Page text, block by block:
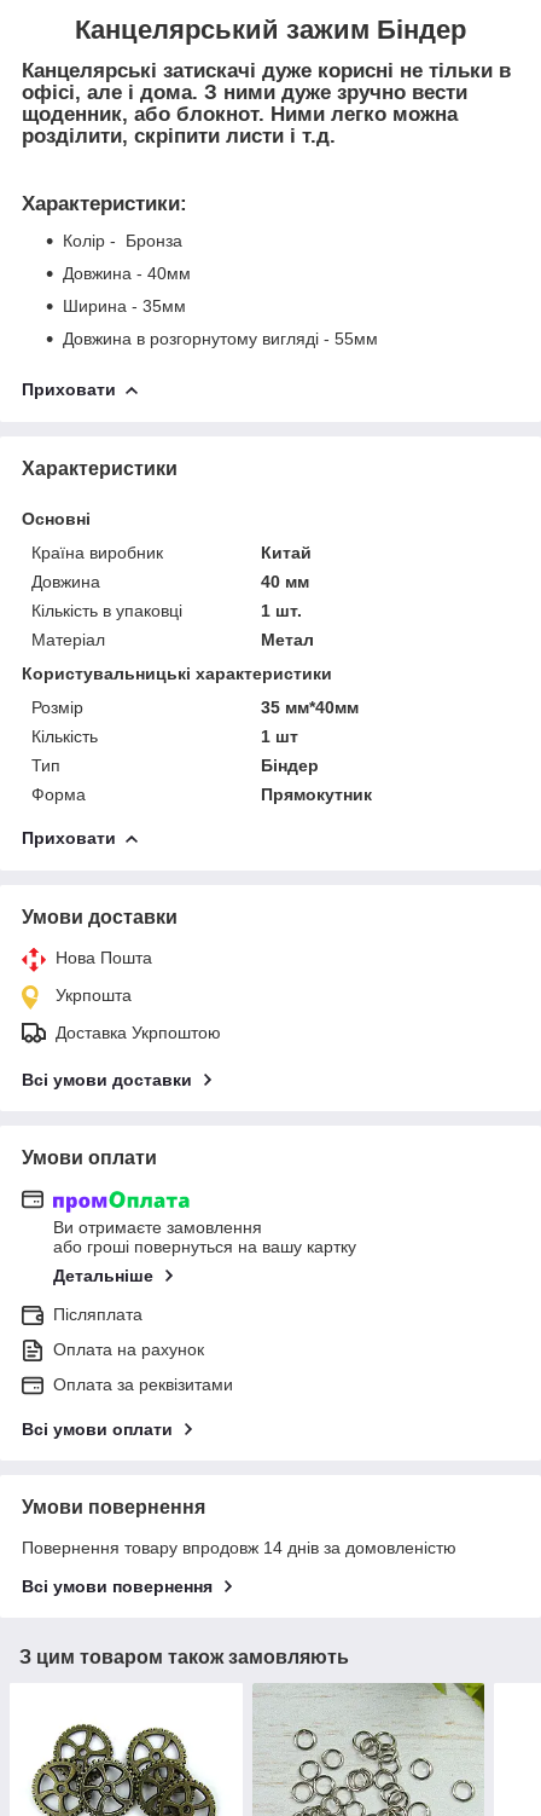
Канцелярський зажим Біндер
Канцелярські затискачі дуже корисні не тільки в
офісі, але і дома. З ними дуже зручно вести
щоденник, або блокнот. Ними легко можна
розділити, скріпити листи і т.д.
Характеристики:
Колір - Бронза
Довжина - 40мм
Ширина - 35мм
Довжина в розгорнутому вигляді - 55мм
Приховати
Характеристики
Основні
Країна виробник
Китай
Довжина
40 мм
Кількість в упаковці
1 шт.
Матеріал
Метал
Користувальницькі характеристики
Розмір
35 мм*40мм
Кількість
1 шт
Тип
Біндер
Форма
Прямокутник
Приховати
Умови доставки
Нова Пошта
Укрпошта
Доставка Укрпоштою
Всі умови доставки
Умови оплати
Ви отримаєте замовлення
або гроші повернуться на вашу картку
Детальніше
Післяплата
Оплата на рахунок
Оплата за реквізитами
Всі умови оплати
Умови повернення
Повернення товару впродовж 14 днів за домовленістю
Всі умови повернення
З цим товаром також замовляють